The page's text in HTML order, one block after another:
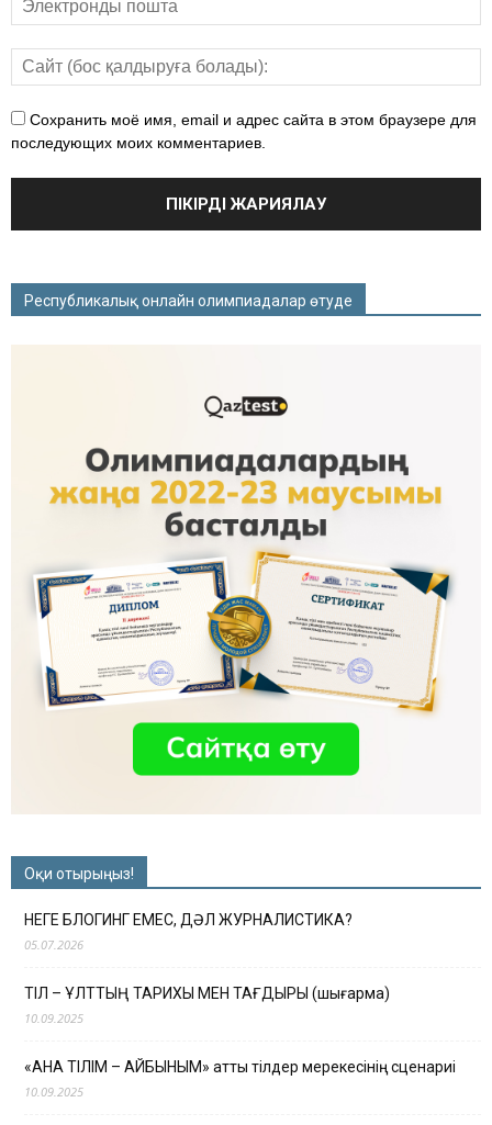
Сохранить моё имя, email и адрес сайта в этом браузере для
последующих моих комментариев.
Республикалық онлайн олимпиадалар өтуде
Оқи отырыңыз!
НЕГЕ БЛОГИНГ ЕМЕС, ДӘЛ ЖУРНАЛИСТИКА?
05.07.2026
ТІЛ – ҰЛТТЫҢ ТАРИХЫ МЕН ТАҒДЫРЫ (шығарма)
10.09.2025
«АНА ТІЛІМ – АЙБЫНЫМ» атты тілдер мерекесінің сценариі
10.09.2025